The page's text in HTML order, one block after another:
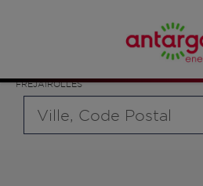
FREJAIROLLES
bouteille souhaité et le type de
distributeur automatique de